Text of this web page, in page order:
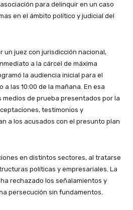
para delinquir en un caso
en el ámbito político y judicial del
un juez con jurisdicción nacional,
a la cárcel de máxima
la audiencia inicial para el
a las 10:00 de la mañana. En esa
de prueba presentados por la
testimonios y
a los acusados con el presunto plan
en distintos sectores, al tratarse
políticas y empresariales. La
rechazado los señalamientos y
persecución sin fundamentos.